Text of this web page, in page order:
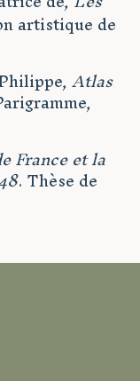
artistique de
Atlas
France et la
. Thèse de